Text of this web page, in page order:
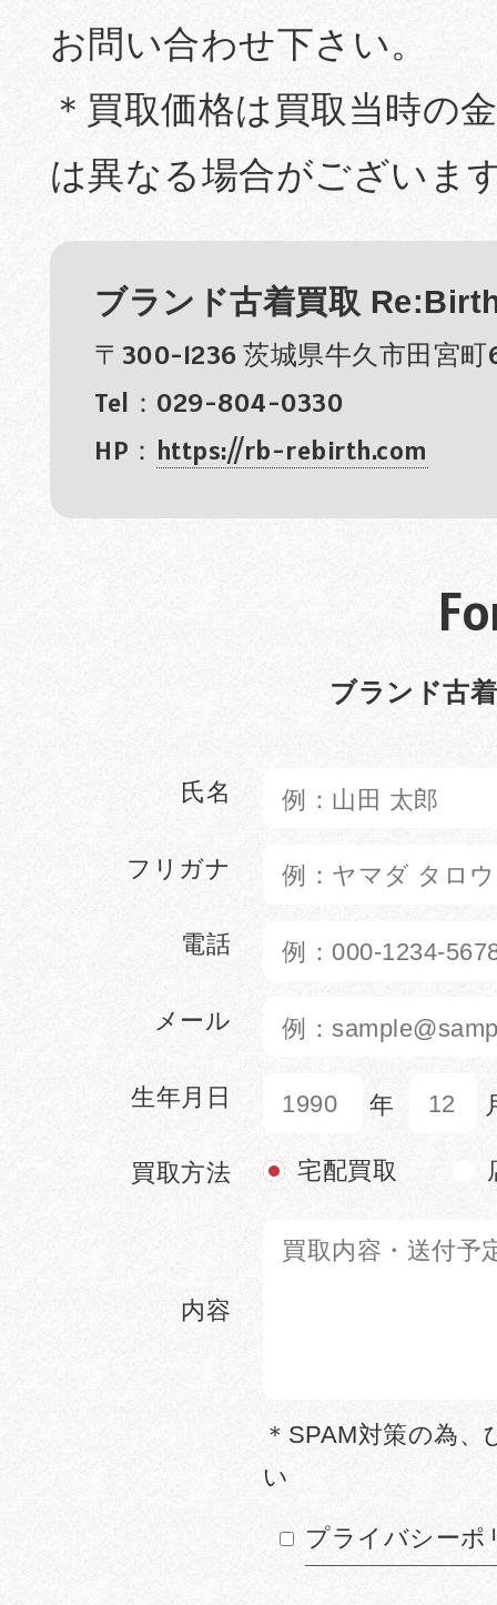
お問い合わせ下さい。
＊買取価格は買取当時の
は異なる場合がございま
ブランド古着買取
〒300-1236 茨城県牛久市田宮町
Tel：029-804-0330
HP： https://rb-rebirth.com
ブランド古
氏名
フリガナ
電話
メール
生年月日 年
買取方法 宅配買取
内容
＊SPAM対策の為
い
プライバシーポ